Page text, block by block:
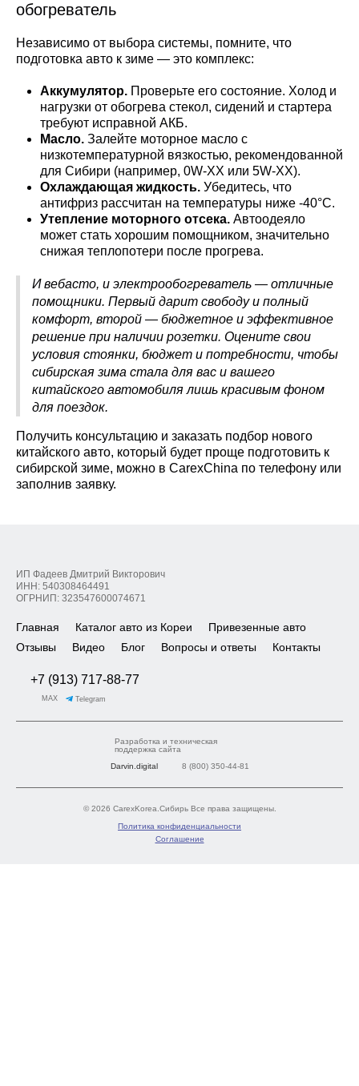
обогреватель
Независимо от выбора системы, помните, что
подготовка авто к зиме — это комплекс:
Аккумулятор. Проверьте его состояние. Холод и
нагрузки от обогрева стекол, сидений и стартера
требуют исправной АКБ.
Масло. Залейте моторное масло с
низкотемпературной вязкостью, рекомендованной
для Сибири (например, 0W-XX или 5W-XX).
Охлаждающая жидкость. Убедитесь, что
антифриз рассчитан на температуры ниже -40°C.
Утепление моторного отсека. Автоодеяло
может стать хорошим помощником, значительно
снижая теплопотери после прогрева.
И вебасто, и электрообогреватель — отличные
помощники. Первый дарит свободу и полный
комфорт, второй — бюджетное и эффективное
решение при наличии розетки. Оцените свои
условия стоянки, бюджет и потребности, чтобы
сибирская зима стала для вас и вашего
китайского автомобиля лишь красивым фоном
для поездок.
Получить консультацию и заказать подбор нового
китайского авто, который будет проще подготовить к
сибирской зиме, можно в CarexChina по телефону или
заполнив заявку.
ИП Фадеев Дмитрий Викторович
ИНН: 540308464491
ОГРНИП: 323547600074671
Главная Каталог авто из Кореи
Привезенные авто
Отзывы
Видео Блог Вопросы и ответы Контакты
+7 (913) 717-88-77
MAX Telegram
© 2026 CarexKorea.Сибирь Все права защищены.
Разработка и техническая
поддержка сайта
Darvin.digital
8 (800) 350-44-81
Политика конфиденциальности
Соглашение